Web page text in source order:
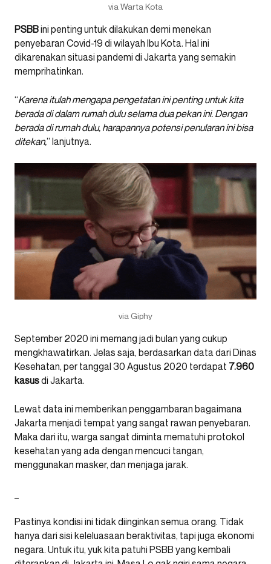
via Warta Kota
PSBBini penting untuk dilakukan demi menekan
penyebaran Covid-19 di wilayah Ibu Kota. Hal ini
dikarenakan situasi pandemi di Jakarta yang semakin
memprihatinkan.
“Karena itulah mengapa pengetatan ini penting untuk kita
berada di dalam rumah dulu selama dua pekan ini. Dengan
berada di rumah dulu, harapannya potensi penularan ini bisa
ditekan,” lanjutnya.
via Giphy
September 2020 ini memang jadi bulan yang cukup
mengkhawatirkan. Jelas saja, berdasarkan data dari Dinas
Kesehatan, per tanggal 30 Agustus 2020 terdapat 7.960
kasusdi Jakarta.
Lewat data ini memberikan penggambaran bagaimana
Jakarta menjadi tempat yang sangat rawan penyebaran.
Maka dari itu, warga sangat diminta mematuhi protokol
kesehatan yang ada dengan mencuci tangan,
menggunakan masker, dan menjaga jarak.
Pastinya kondisi ini tidak diinginkan semua orang. Tidak
hanya dari sisi keleluasaan beraktivitas, tapi juga ekonomi
negara. Untuk itu, yuk kita patuhi PSBB yang kembali